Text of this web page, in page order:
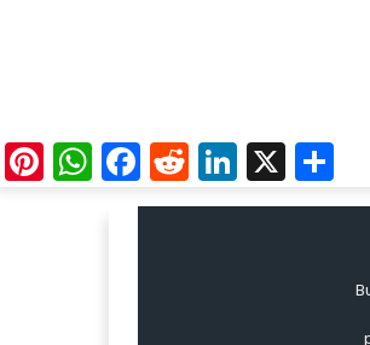
Pinterest
WhatsApp
Facebook
RedditLinkedIn
X